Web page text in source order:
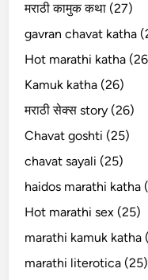
मराठी कामुक कथा (27)
gavran chavat katha
Hot marathi katha
Kamuk katha (26)
मराठी सेक्स story (26)
Chavat goshti (25)
chavat sayali (25)
haidos marathi katha
Hot marathi sex (25)
marathi kamuk katha
marathi literotica (25)